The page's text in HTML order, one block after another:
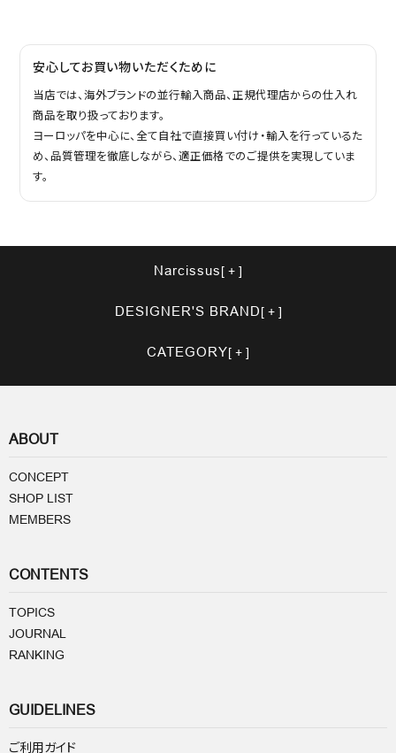
安心してお買い物いただくために
当店では、海外ブランドの並行輸入商品、正規代理店からの仕入れ
商品を取り扱っております。
ヨーロッパを中心に、全て自社で直接買い付け・輸入を行っているた
め、品質管理を徹底しながら、適正価格でのご提供を実現していま
す。
Narcissus
DESIGNER'S BRAND
CATEGORY
ABOUT
CONCEPT
SHOP LIST
MEMBERS
CONTENTS
TOPICS
JOURNAL
RANKING
GUIDELINES
ご利用ガイド